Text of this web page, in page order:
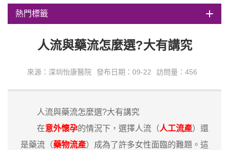
熱門標籤
人流與藥流怎麼選?大有講究
來源：深圳怡康醫院 發布日期：09-22 訪問量：456
人流與藥流怎麼選?大有講究
在意外懷孕的情況下，選擇人流（人工流產）還
是藥流（藥物流產）成為了許多女性面臨的難題。這